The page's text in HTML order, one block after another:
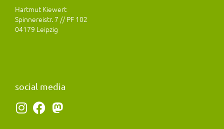
Hartmut Kiewert
Spinnereistr. 7 // PF 102
04179 Leipzig
social media
I
F
M